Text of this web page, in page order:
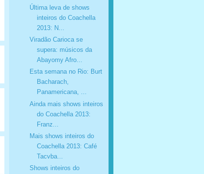
Última leva de shows
inteiros do Coachella
2013: N...
Viradão Carioca se
supera: músicos da
Abayomy Afro...
Esta semana no Rio: Burt
Bacharach,
Panamericana, ...
Ainda mais shows inteiros
do Coachella 2013:
Franz...
Mais shows inteiros do
Coachella 2013: Café
Tacvba...
Shows inteiros do